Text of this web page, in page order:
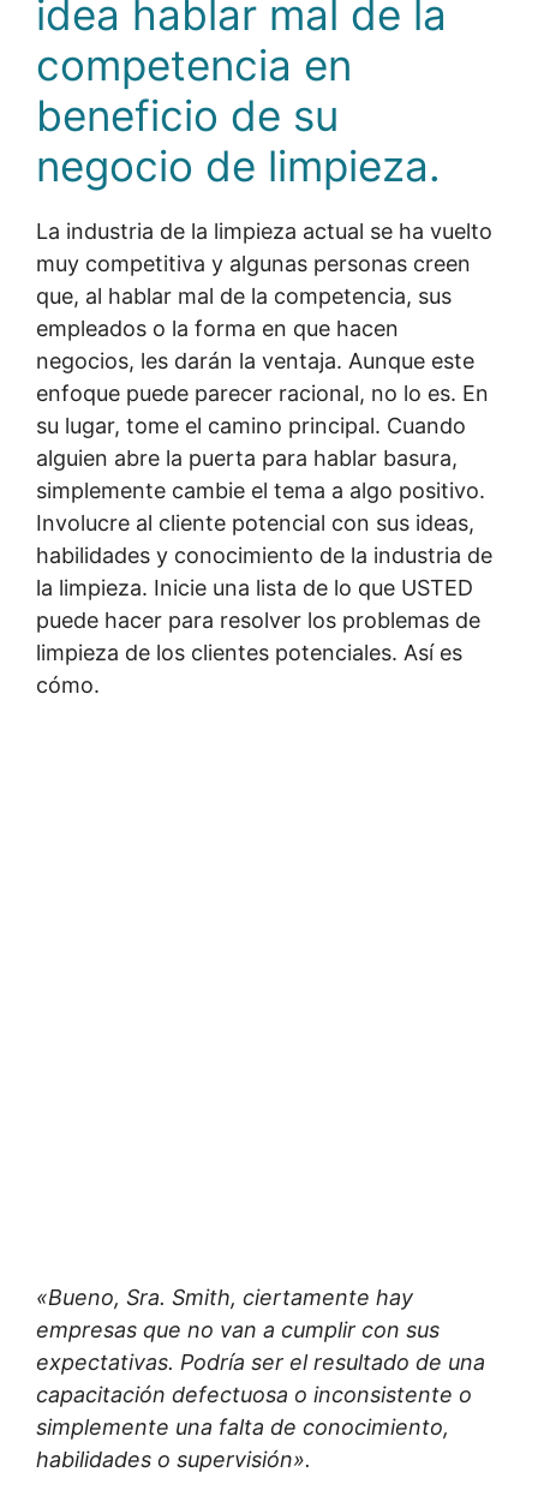
idea hablar mal de la
competencia en
beneficio de su
negocio de limpieza.
La industria de la limpieza actual se ha vuelto
muy competitiva y algunas personas creen
que, al hablar mal de la competencia, sus
empleados o la forma en que hacen
negocios, les darán la ventaja. Aunque este
enfoque puede parecer racional, no lo es. En
su lugar, tome el camino principal. Cuando
alguien abre la puerta para hablar basura,
simplemente cambie el tema a algo positivo.
Involucre al cliente potencial con sus ideas,
habilidades y conocimiento de la industria de
la limpieza. Inicie una lista de lo que USTED
puede hacer para resolver los problemas de
limpieza de los clientes potenciales. Así es
cómo.
«Bueno, Sra. Smith, ciertamente hay
empresas que no van a cumplir con sus
expectativas. Podría ser el resultado de una
capacitación defectuosa o inconsistente o
simplemente una falta de conocimiento,
habilidades o supervisión».